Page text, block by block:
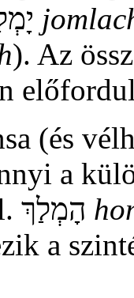
). Az
(és
a
a